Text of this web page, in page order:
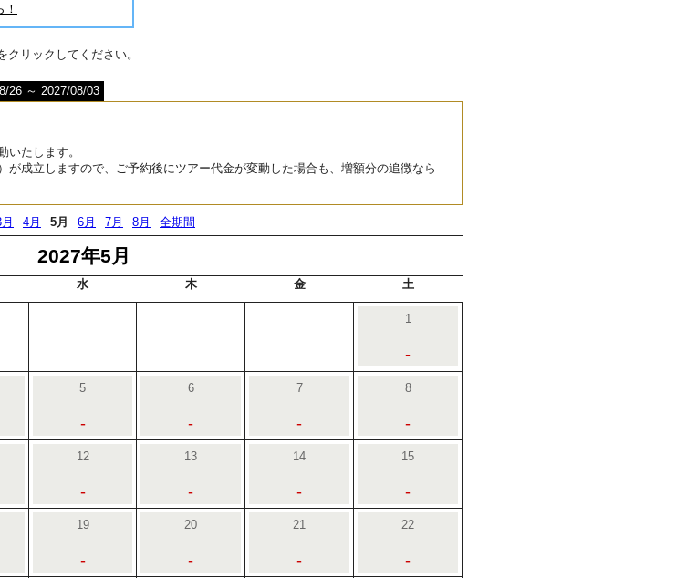
リックしてください。
26 ～ 2027/08/03
いたします。
が成立しますので、ご予約後にツアー代金が変動した場合も、増額分の追徴なら
4月 5月 6月 7月 8月 全期間
2027年5月
水 木 金 土
1
-
5
-
6
-
7
-
8
-
12
-
13
-
14
-
15
-
19
-
20
-
21
-
22
-